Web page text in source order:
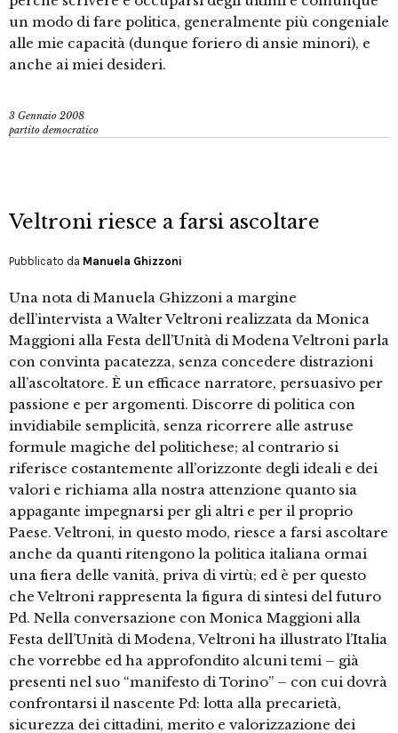
un modo di fare politica, generalmente più congeniale
alle mie capacità (dunque foriero di ansie minori), e
anche ai miei desideri.
3 Gennaio 2008
partito democratico
Veltroni riesce a farsi ascoltare
Pubblicato da Manuela Ghizzoni
Una nota di Manuela Ghizzoni a margine
dell’intervista a Walter Veltroni realizzata da Monica
Maggioni alla Festa dell’Unità di Modena Veltroni parla
con convinta pacatezza, senza concedere distrazioni
all’ascoltatore. È un efficace narratore, persuasivo per
passione e per argomenti. Discorre di politica con
invidiabile semplicità, senza ricorrere alle astruse
formule magiche del politichese; al contrario si
riferisce costantemente all’orizzonte degli ideali e dei
valori e richiama alla nostra attenzione quanto sia
appagante impegnarsi per gli altri e per il proprio
Paese. Veltroni, in questo modo, riesce a farsi ascoltare
anche da quanti ritengono la politica italiana ormai
una fiera delle vanità, priva di virtù; ed è per questo
che Veltroni rappresenta la figura di sintesi del futuro
Pd. Nella conversazione con Monica Maggioni alla
Festa dell’Unità di Modena, Veltroni ha illustrato l’Italia
che vorrebbe ed ha approfondito alcuni temi – già
presenti nel suo “manifesto di Torino” – con cui dovrà
confrontarsi il nascente Pd: lotta alla precarietà,
sicurezza dei cittadini, merito e valorizzazione dei